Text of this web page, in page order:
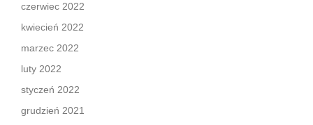
czerwiec 2022
kwiecień 2022
marzec 2022
luty 2022
styczeń 2022
grudzień 2021